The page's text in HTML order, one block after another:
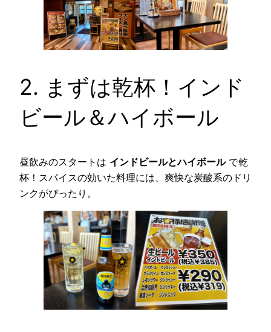
2. まずは乾杯！インド
ビール＆ハイボール
昼飲みのスタートは インドビールとハイボールで乾
杯！スパイスの効いた料理には、爽快な炭酸系のドリ
ンクがぴったり。